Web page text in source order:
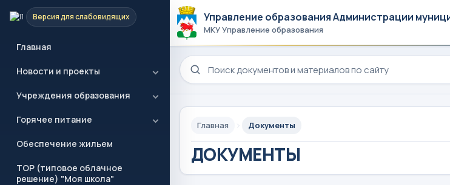
Версия для слабовидящих
Главная
Новости и проекты
Учреждения образования
Горячее питание
Обеспечение жильем
ТОР (типовое облачное
решение) "Моя школа"
Управление образования Администрации
МКУ Управление образования
Поиск по сайту
Главная Документы
ДОКУМЕНТЫ